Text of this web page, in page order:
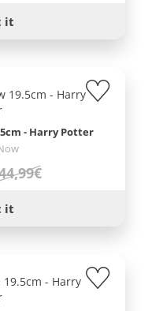
it
- Harry Potter
it